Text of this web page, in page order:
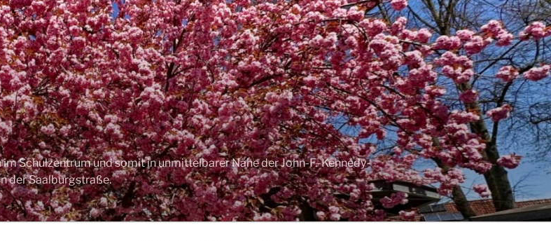
Schulzentrum und somit in unmittelbarer Nähe der John-F.-Kennedy-
der Saalburgstraße.